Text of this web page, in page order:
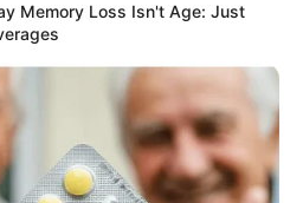
Memory Loss Isn't Age: Just